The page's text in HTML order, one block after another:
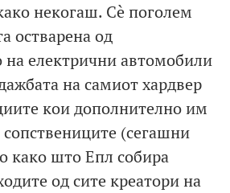
некогаш. Сè поголем
остварена од
на електрични автомобили
на самиот хардвер
кои дополнително им
сопствениците (сегашни
како што Епл собира
од сите креатори на